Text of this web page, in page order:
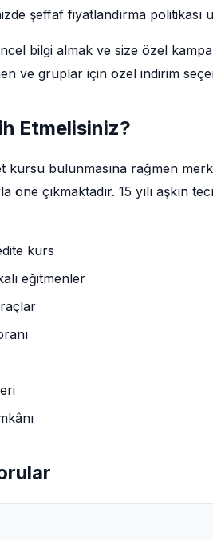
şeffaf fiyatlandırma politikası
bilgi almak ve size özel
ve gruplar için özel indirim
Etmelisiniz?
kursu bulunmasına rağmen
öne çıkmaktadır. 15 yılı aşkın
kurs
eğitmenler